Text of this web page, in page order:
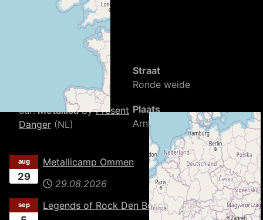
Ultimate Guns N’
High
uur:MetallicabyPresent
Danger (NL)
Straat
Ronde weide
Plaats
Arnhem
29
aug
Metallicamp Ommen
29.08.2026
sep Legends of Rock Den Bosch